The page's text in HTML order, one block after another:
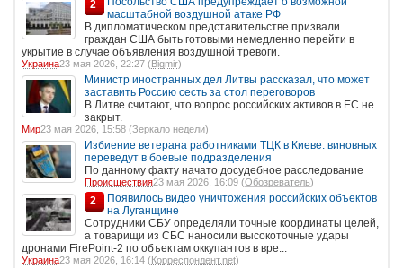
2
масштабной воздушной атаке РФ
В дипломатическом представительстве призвали
граждан США быть готовыми немедленно перейти в
укрытие в случае объявления воздушной тревоги.
Украина23 мая 2026, 22:27 (Bigmir)
Министр иностранных дел Литвы рассказал, что может
заставить Россию сесть за стол переговоров
В Литве считают, что вопрос российских активов в ЕС не
закрыт.
Мир23 мая 2026, 15:58 (Зеркало недели)
Избиение ветерана работниками ТЦК в Киеве: виновных
переведут в боевые подразделения
По данному факту начато досудебное расследование
Происшествия23 мая 2026, 16:09 (Обозреватель)
2
Появилось видео уничтожения российских объектов
на Луганщине
Сотрудники СБУ определяли точные координаты целей,
а товарищи из СБС наносили высокоточные удары
дронами FirePoint-2 по объектам оккупантов в вре...
Украина23 мая 2026, 16:14 (Корреспондент.net)